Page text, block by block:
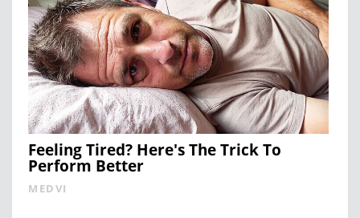
Feeling Tired? Here's The Trick To
Perform Better
MEDVI